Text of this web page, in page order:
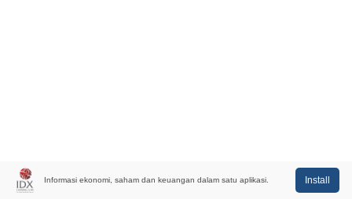
Informasi ekonomi, saham dan keuangan dalam satu aplikasi. Install